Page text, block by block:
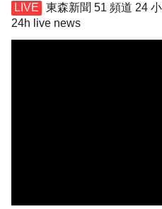
東森新聞 51 頻道 24
24h live news